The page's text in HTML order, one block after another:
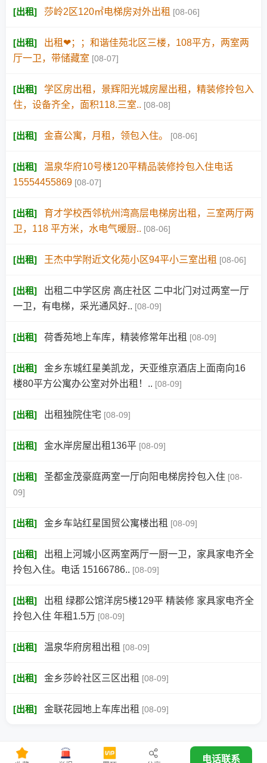
[出租] 莎岭2区120㎡电梯房对外出租 [08-06]
[出租]
出租❤；️；和谐佳苑北区三楼，108平方，两室两
厅一卫，带储藏室 [08-07]
[出租]
学区房出租，景辉阳光城房屋出租，精装修拎包入
住，设备齐全，面积118.三室.. [08-08]
[出租] 金喜公寓，月租，领包入住。 [08-06]
[出租]
温泉华府10号楼120平精品装修拎包入住电话
15554455869 [08-07]
[出租]
育才学校西邻杭州湾高层电梯房出租，三室两厅两
卫，118 平方米，水电气暖厨.. [08-06]
[出租] 王杰中学附近文化苑小区94平小三室出租 [08-06]
[出租]
出租二中学区房 高庄社区 二中北门对过两室一厅
一卫，有电梯，采光通风好.. [08-09]
[出租] 荷香苑地上车库，精装修常年出租 [08-09]
[出租]
金乡东城红星美凯龙，天亚维京酒店上面南向16
楼80平方公寓办公室对外出租！.. [08-09]
[出租] 出租独院住宅 [08-09]
[出租] 金水岸房屋出租136平 [08-09]
[出租] 圣都金茂豪庭两室一厅向阳电梯房拎包入住 [08-
09]
[出租] 金乡车站红星国贸公寓楼出租 [08-09]
[出租]
出租上河城小区两室两厅一厨一卫，家具家电齐全
拎包入住。电话 15166786.. [08-09]
[出租]
出租 绿郡公馆洋房5楼129平 精装修 家具家电齐全
拎包入住 年租1.5万 [08-09]
[出租] 温泉华府房租出租 [08-09]
[出租] 金乡莎岭社区三区出租 [08-09]
[出租] 金联花园地上车库出租 [08-09]
电话联系